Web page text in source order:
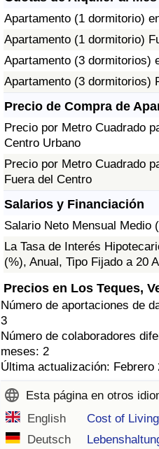
Apartamento (1 dormitorio)
Apartamento (1 dormitorio)
Apartamento (3 dormitorios)
Apartamento (3 dormitorios)
Precio de Compra de
Precio por Metro Cuadrado
Centro Urbano
Precio por Metro Cuadrado
Fuera del Centro
Salarios y Financiación
Salario Neto Mensual Medio
La Tasa de Interés
(%), Anual, Tipo Fijado a 20
Precios en Los Teques,
Número de aportaciones de
3
Número de colaboradores
meses: 2
Última actualización: Febrero
Esta página en otros
English
Cost of
Deutsch